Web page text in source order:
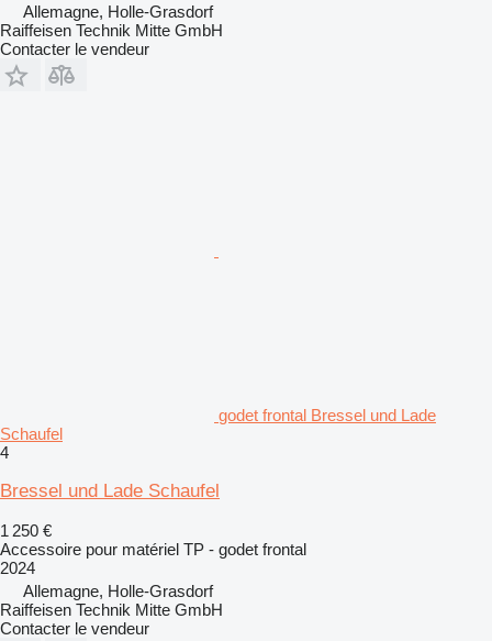
Allemagne, Holle-Grasdorf
Raiffeisen Technik Mitte GmbH
Contacter le vendeur
godet frontal Bressel und Lade
Schaufel
4
Bressel und Lade Schaufel
1 250 €
Accessoire pour matériel TP - godet frontal
2024
Allemagne, Holle-Grasdorf
Raiffeisen Technik Mitte GmbH
Contacter le vendeur